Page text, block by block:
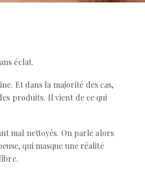
éclat.
Et dans la majorité des cas,
produits. Il vient de ce qui
mal nettoyés. On parle alors
qui masque une réalité